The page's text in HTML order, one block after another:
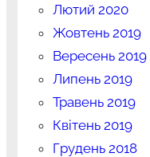
Лютий 2020
Жовтень 2019
Вересень 2019
Липень 2019
Травень 2019
Квітень 2019
Грудень 2018